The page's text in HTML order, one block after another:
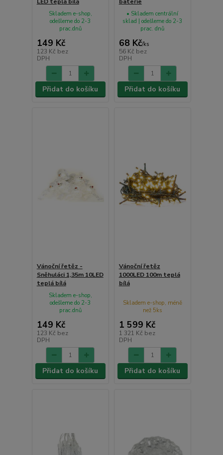
149 Kč
123 Kč bez
DPH
Skladem e-shop,
odešleme do 2-3
prac.dnů
Přidat do košíku
68 Kč/ks
56 Kč bez
DPH
• Skladem centrální
sklad | odešleme do 2-3
prac. dnů
Přidat do košíku
Vánoční řetěz -
Sněhuláci 1,35m 10LED
teplá bílá
149 Kč
123 Kč bez
DPH
Skladem e-shop,
odešleme do 2-3
prac.dnů
Přidat do košíku
Vánoční řetěz
1000LED 100m teplá
bílá
1 599 Kč
1 321 Kč bez
DPH
Skladem e-shop, méně
než 5ks
Přidat do košíku